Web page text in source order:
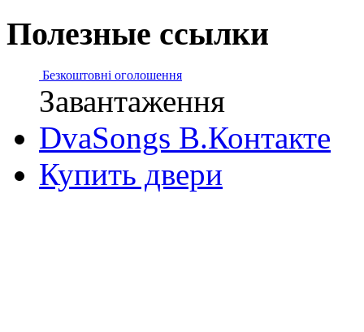
Полезные ссылки
Безкоштовні оголошення
Завантаження
DvaSongs В.Контакте
Купить двери